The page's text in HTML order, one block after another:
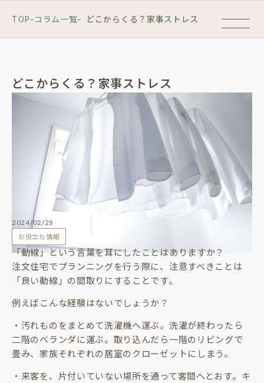
TOP-コラム一覧- どこからくる？家事ストレス
どこからくる？家事ストレス
2024/02/29
お役立ち情報
「動線」という言葉を耳にしたことはありますか？
注文住宅でプランニングを行う際に、注意すべきことは
「良い動線」の間取りにすることです。
例えばこんな経験はないでしょうか？
・汚れものをまとめて洗濯機へ運ぶ。洗濯が終わったら
二階のベランダに運ぶ。取り込んだら一階のリビングで
畳み、家族それぞれの居室のクローゼットにしまう。
・来客を、片付いていない場所を通って客間へとおす。キ